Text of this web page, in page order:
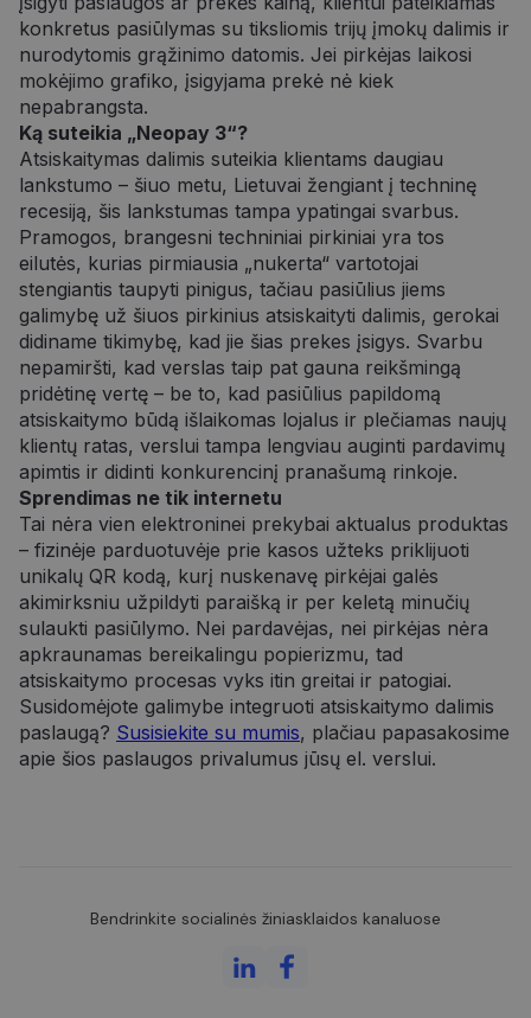
Bendrinkite socialinės žiniasklaidos kanaluose
konkretus pasiūlymas su tiksliomis trijų įmokų dalimis ir
nurodytomis grąžinimo datomis. Jei pirkėjas laikosi
mokėjimo grafiko, įsigyjama prekė nė kiek
nepabrangsta.
Ką suteikia „Neopay 3“?
Atsiskaitymas dalimis suteikia klientams daugiau
lankstumo – šiuo metu, Lietuvai žengiant į techninę
recesiją, šis lankstumas tampa ypatingai svarbus.
Pramogos, brangesni techniniai pirkiniai yra tos
eilutės, kurias pirmiausia „nukerta“ vartotojai
stengiantis taupyti pinigus, tačiau pasiūlius jiems
galimybę už šiuos pirkinius atsiskaityti dalimis, gerokai
didiname tikimybę, kad jie šias prekes įsigys. Svarbu
nepamiršti, kad verslas taip pat gauna reikšmingą
pridėtinę vertę – be to, kad pasiūlius papildomą
atsiskaitymo būdą išlaikomas lojalus ir plečiamas naujų
klientų ratas, verslui tampa lengviau auginti pardavimų
apimtis ir didinti konkurencinį pranašumą rinkoje.
Sprendimas ne tik internetu
Tai nėra vien elektroninei prekybai aktualus produktas
– fizinėje parduotuvėje prie kasos užteks priklijuoti
unikalų QR kodą, kurį nuskenavę pirkėjai galės
akimirksniu užpildyti paraišką ir per keletą minučių
sulaukti pasiūlymo. Nei pardavėjas, nei pirkėjas nėra
apkraunamas bereikalingu popierizmu, tad
atsiskaitymo procesas vyks itin greitai ir patogiai.
Susidomėjote galimybe integruoti atsiskaitymo dalimis
paslaugą? Susisiekite su mumis, plačiau papasakosime
apie šios paslaugos privalumus jūsų el. verslui.